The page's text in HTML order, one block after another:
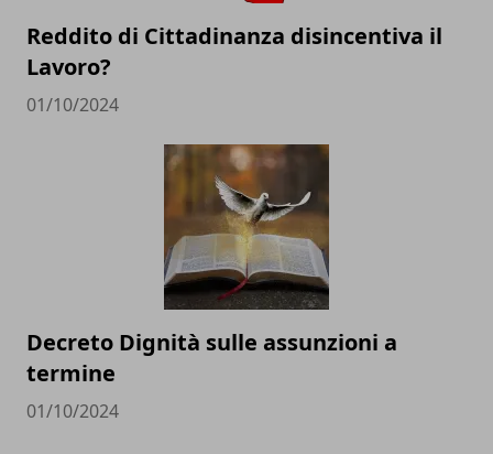
Reddito di Cittadinanza disincentiva il
Lavoro?
01/10/2024
Decreto Dignità sulle assunzioni a
termine
01/10/2024